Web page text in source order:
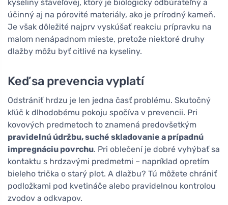
kyseliny šťaveľovej, ktorý je biologicky odbúrateľný a
účinný aj na pórovité materiály, ako je prírodný kameň.
Je však dôležité najprv vyskúšať reakciu prípravku na
malom nenápadnom mieste, pretože niektoré druhy
dlažby môžu byť citlivé na kyseliny.
Keď sa prevencia vyplatí
Odstrániť hrdzu je len jedna časť problému. Skutočný
kľúč k dlhodobému pokoju spočíva v prevencii. Pri
kovových predmetoch to znamená predovšetkým
pravidelnú údržbu, suché skladovanie a prípadnú
impregnáciu povrchu. Pri oblečení je dobré vyhýbať sa
kontaktu s hrdzavými predmetmi – napríklad opretím
bieleho trička o starý plot. A dlažbu? Tú môžete chrániť
podložkami pod kvetináče alebo pravidelnou kontrolou
zvodov a odkvapov.